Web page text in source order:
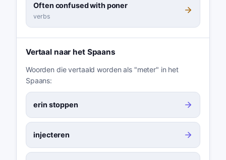
Often confused with poner
verbs
Vertaal naar het Spaans
Woorden die vertaald worden als "meter" in het
Spaans:
erin stoppen
injecteren